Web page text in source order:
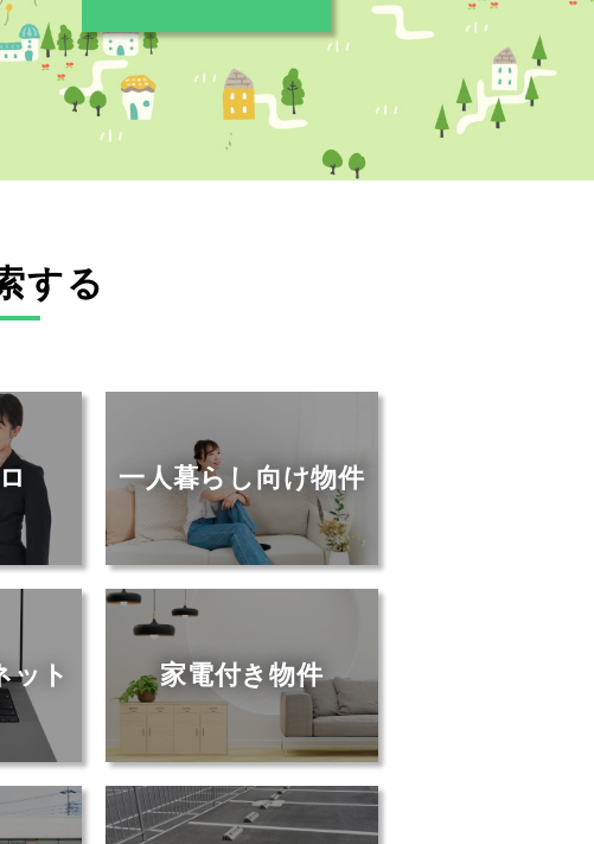
する
一人暮らし向け物件
ット 家電付き物件